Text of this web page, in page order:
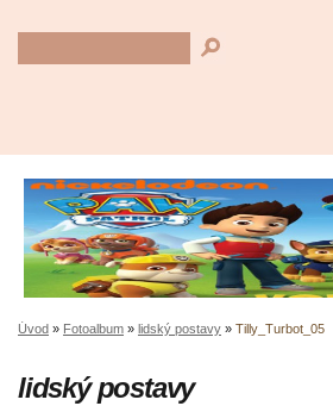
Úvod » Fotoalbum » lidský postavy » Tilly_Turbot_05
lidský postavy